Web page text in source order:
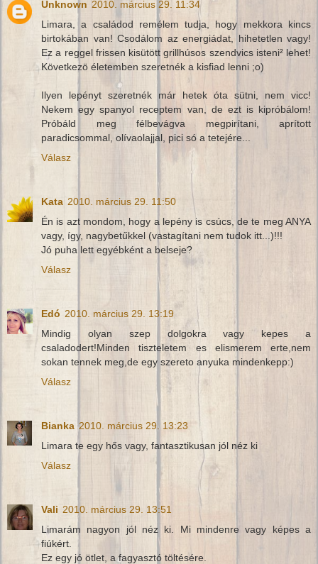
Unknown 2010. március 29. 11:34
Limara, a családod remélem tudja, hogy mekkora kincs
birtokában van! Csodálom az energiádat, hihetetlen vagy!
Ez a reggel frissen kisütött grillhúsos szendvics isteni² lehet!
Következö életemben szeretnék a kisfiad lenni ;o)
Ilyen lepényt szeretnék már hetek óta sütni, nem vicc!
Nekem egy spanyol receptem van, de ezt is kipróbálom!
Próbáld meg félbevágva megpirítani, aprított
paradicsommal, olívaolajjal, pici só a tetejére...
Válasz
Kata 2010. március 29. 11:50
Én is azt mondom, hogy a lepény is csúcs, de te meg ANYA
vagy, így, nagybetűkkel (vastagítani nem tudok itt...)!!!
Jó puha lett egyébként a belseje?
Válasz
Edó 2010. március 29. 13:19
Mindig olyan szep dolgokra vagy kepes a
csaladodert!Minden tiszteletem es elismerem erte,nem
sokan tennek meg,de egy szereto anyuka mindenkepp:)
Válasz
Bianka 2010. március 29. 13:23
Limara te egy hős vagy, fantasztikusan jól néz ki
Válasz
Vali 2010. március 29. 13:51
Limarám nagyon jól néz ki. Mi mindenre vagy képes a
fiúkért.
Ez egy jó ötlet, a fagyasztó töltésére.